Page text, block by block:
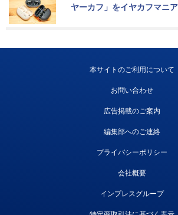
ヤーカフ」をイヤカフマニ
本サイトのご利用について
お問い合わせ
広告掲載のご案内
編集部へのご連絡
プライバシーポリシー
会社概要
インプレスグループ